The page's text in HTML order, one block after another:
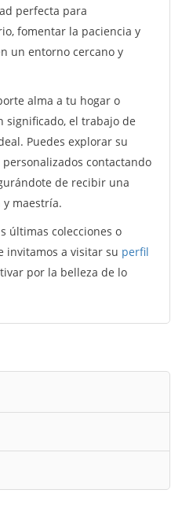
perfecta para
fomentar la paciencia y
un entorno cercano y
alma a tu hogar o
significado, el trabajo de
Puedes explorar su
contactando
de recibir una
maestría.
últimas colecciones o
invitamos a visitar su perfil
por la belleza de lo